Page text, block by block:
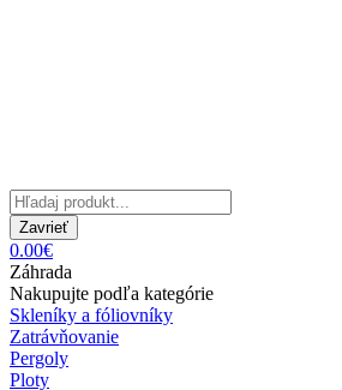
Zavrieť
0.00€
Záhrada
Nakupujte podľa kategórie
Skleníky a fóliovníky
Zatrávňovanie
Pergoly
Ploty